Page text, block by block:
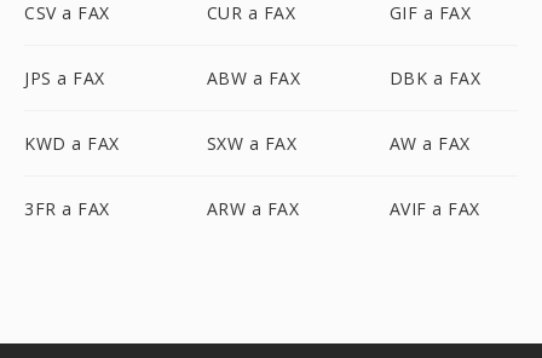
CSV a FAX CUR a FAX GIF a FAX
JPS a FAX ABW a FAX DBK a FAX
KWD a FAX SXW a FAX AW a FAX
3FR a FAX ARW a FAX AVIF a FAX